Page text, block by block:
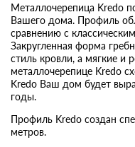
Металлочерепица Kredo
Вашего дома. Профиль
сравнению с
Закругленная форма
стиль кровли, а мягкие и
металлочерепице Kredo
Kredo Ваш дом будет
годы.
Профиль Kredo создан
метров.